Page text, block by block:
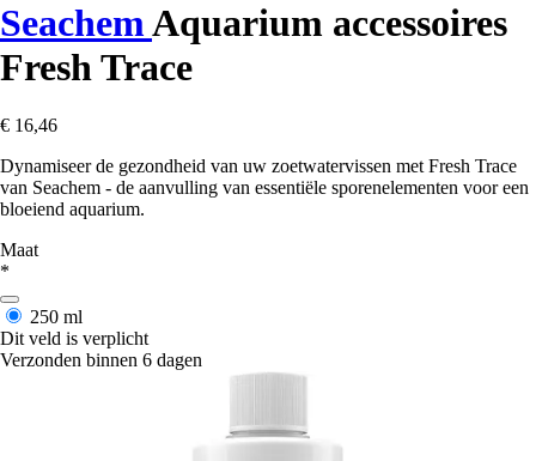
SeachemAquarium accessoires
Fresh Trace
€ 16,46
Dynamiseer de gezondheid van uw zoetwatervissen met Fresh Trace
van Seachem - de aanvulling van essentiële sporenelementen voor een
bloeiend aquarium.
Maat
*
250 ml
Dit veld is verplicht
Verzonden binnen 6 dagen